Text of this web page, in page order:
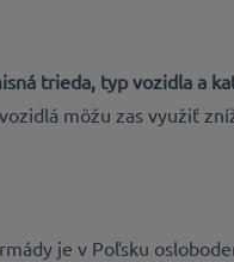
trieda, typ vozidla a
môžu zas využiť
je v Poľsku